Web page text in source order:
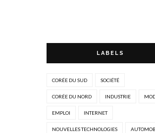
LABELS
CORÉE DU SUD SOCIÉTÉ
CORÉE DU NORD INDUSTRIE
EMPLOI INTERNET
NOUVELLES TECHNOLOGIES